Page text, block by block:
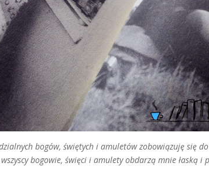
bogów, świętych i amuletów zobowiązuję się
bogowie, święci i amulety obdarzą mnie łaską i